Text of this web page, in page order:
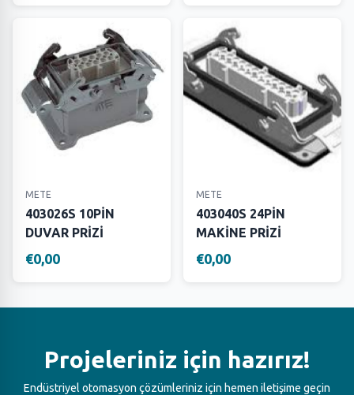
METE
403026S 10PİN
DUVAR PRİZİ
€0,00
METE
403040S 24PİN
MAKİNE PRİZİ
€0,00
Projeleriniz için hazırız!
Endüstriyel otomasyon çözümleriniz için hemen iletişime geçin